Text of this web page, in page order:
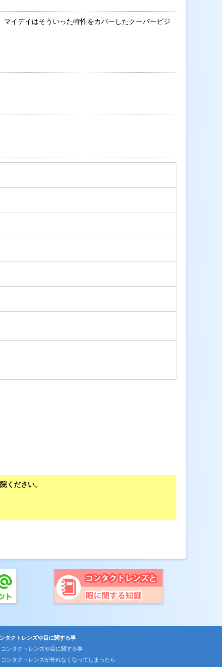
イデイはそういった特性をカバーしたクーパービジ
ください。
タクトレンズや目に関する事
コンタクトレンズや目に関する事
コンタクトレンズが外れなくなってしまったら